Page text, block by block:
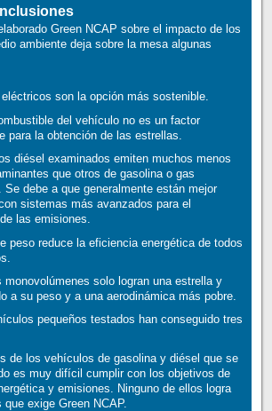
Green NCAP sobre el impacto de los
ambiente deja sobre la mesa algunas
son la opción más sostenible.
del vehículo no es un factor
para la obtención de las estrellas.
diésel examinados emiten muchos menos
que otros de gasolina o gas
Se debe a que generalmente están mejor
sistemas más avanzados para el
las emisiones.
peso reduce la eficiencia energética de todos
monovolúmenes solo logran una estrella y
a su peso y a una aerodinámica más pobre.
pequeños testados han conseguido tres
de los vehículos de gasolina y diésel que se
es muy difícil cumplir con los objetivos de
y emisiones. Ninguno de ellos logra
que exige Green NCAP.